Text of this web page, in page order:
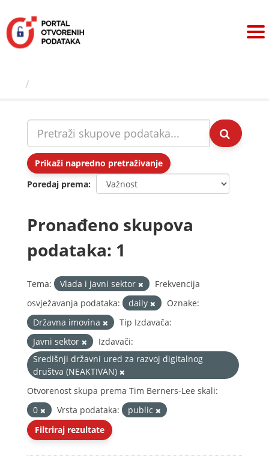
sadržaj
Prikaži napredno pretraživanje
Poredaj prema
Pronađeno skupova
podataka: 1
Tema: Vlada i javni sektor
Frekvencija
osvježavanja podataka:
daily
Oznake:
Državna imovina
Tip Izdavača:
Javni sektor
Izdavači:
Središnji državni ured za razvoj digitalnog
društva (NEAKTIVAN)
Otvorenost skupa prema Tim Berners-Lee skali:
0
Vrsta podataka:
public
Filtriraj rezultate